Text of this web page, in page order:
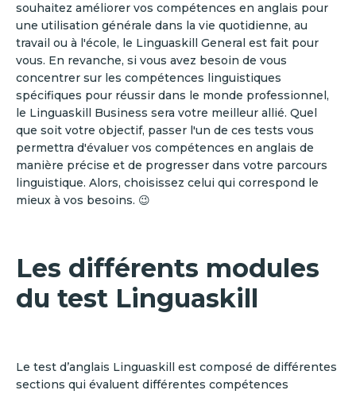
souhaitez améliorer vos compétences en anglais pour
une utilisation générale dans la vie quotidienne, au
travail ou à l'école, le Linguaskill General est fait pour
vous. En revanche, si vous avez besoin de vous
concentrer sur les compétences linguistiques
spécifiques pour réussir dans le monde professionnel,
le Linguaskill Business sera votre meilleur allié. Quel
que soit votre objectif, passer l'un de ces tests vous
permettra d'évaluer vos compétences en anglais de
manière précise et de progresser dans votre parcours
linguistique. Alors, choisissez celui qui correspond le
mieux à vos besoins. 😉
Les différents modules
du test Linguaskill
Le test d’anglais Linguaskill est composé de différentes
sections qui évaluent différentes compétences